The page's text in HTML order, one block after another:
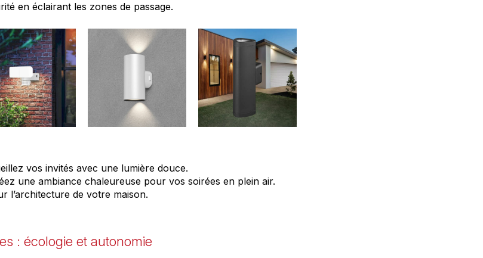
en éclairant les zones de passage.
vos invités avec une lumière douce.
une ambiance chaleureuse pour vos soirées en plein air.
l’architecture de votre maison.
: écologie et autonomie